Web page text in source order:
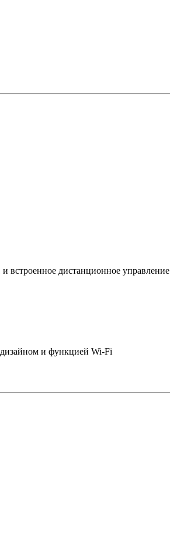
встроенное дистанционное управление
и функцией Wi-Fi